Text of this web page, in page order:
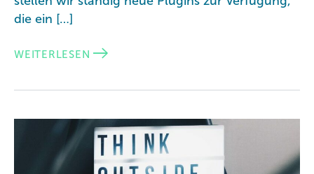
die ein […]
WEITERLESEN